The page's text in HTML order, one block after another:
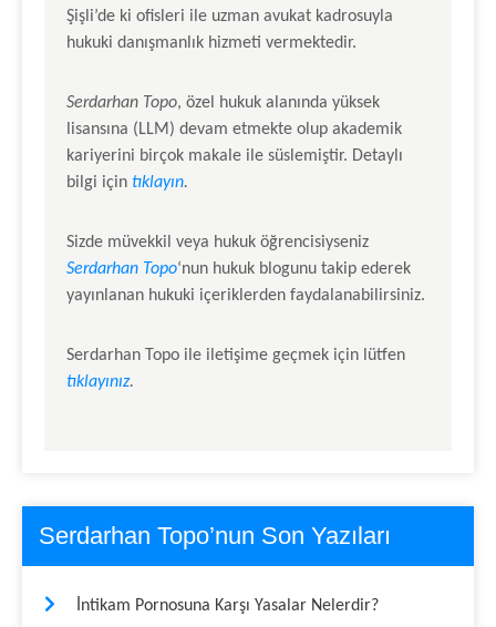
Şişli’de ki ofisleri ile uzman avukat kadrosuyla
hukuki danışmanlık hizmeti vermektedir.
Serdarhan Topo, özel hukuk alanında yüksek
lisansına (LLM) devam etmekte olup akademik
kariyerini birçok makale ile süslemiştir. Detaylı
bilgi için tıklayın.
Sizde müvekkil veya hukuk öğrencisiyseniz
Serdarhan Topo‘nun hukuk blogunu takip ederek
yayınlanan hukuki içeriklerden faydalanabilirsiniz.
Serdarhan Topo ile iletişime geçmek için lütfen
tıklayınız.
Serdarhan Topo’nun Son Yazıları
İntikam Pornosuna Karşı Yasalar Nelerdir?